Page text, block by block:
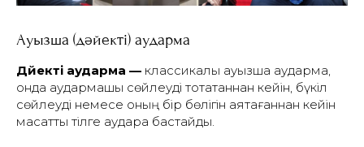
Ауызша (дәйекті) аударма
Дәйекті аударма — классикалық ауызша аударма,
онда аудармашы сөйлеуді тоқтатқаннан кейін, бүкіл
сөйлеуді немесе оның бір бөлігін аяқтағаннан кейін
мақсатты тілге аудара бастайды.